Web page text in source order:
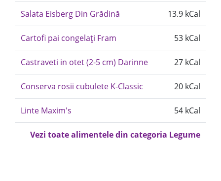
Salata Eisberg Din Grădină 13.9 kCal
Cartofi pai congelați Fram 53 kCal
Castraveti in otet (2-5 cm) Darinne 27 kCal
Conserva rosii cubulete K-Classic 20 kCal
Linte Maxim's 54 kCal
Vezi toate alimentele din categoria Legume